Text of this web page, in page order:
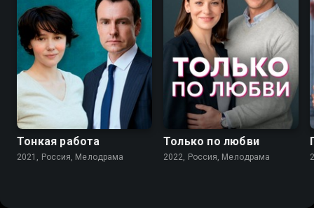
7.2
Тонкая работа
2021, Россия, Мелодрама
Только по любви
2022, Россия, Мелодрама